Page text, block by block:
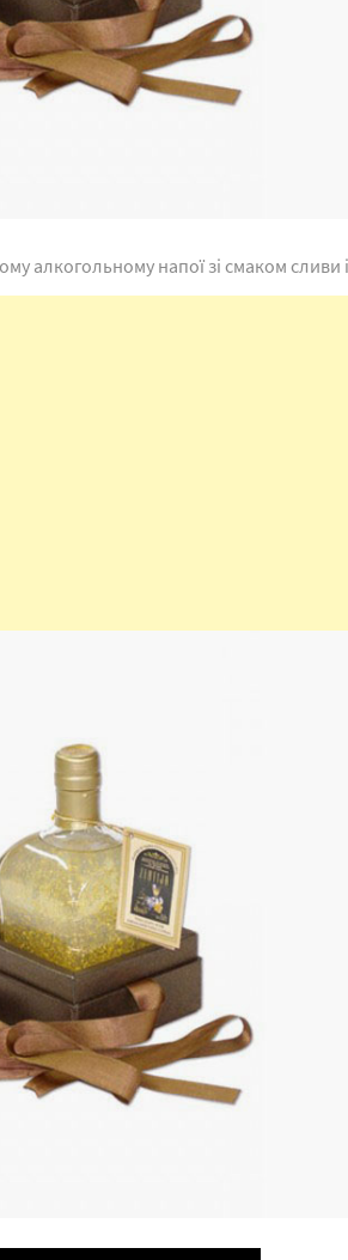
алкогольному напої зі смаком сливи